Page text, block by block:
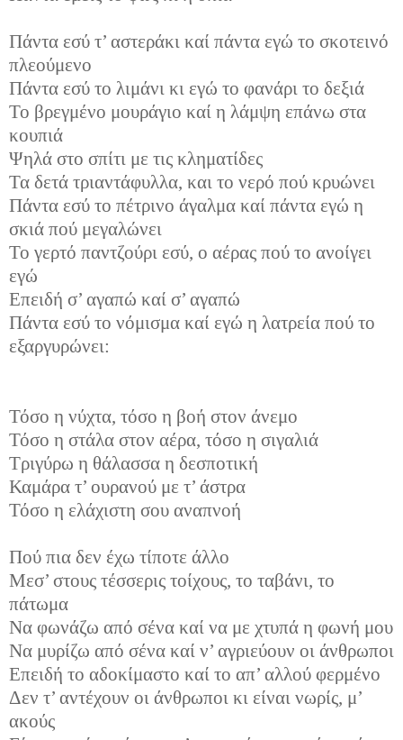
Πάντα εσύ τ’ αστεράκι καί πάντα εγώ το σκοτεινό
πλεούμενο
Πάντα εσύ το λιμάνι κι εγώ το φανάρι το δεξιά
Το βρεγμένο μουράγιο καί η λάμψη επάνω στα
κουπιά
Ψηλά στο σπίτι με τις κληματίδες
Τα δετά τριαντάφυλλα, και το νερό πού κρυώνει
Πάντα εσύ το πέτρινο άγαλμα καί πάντα εγώ η
σκιά πού μεγαλώνει
Το γερτό παντζούρι εσύ, ο αέρας πού το ανοίγει
εγώ
Επειδή σ’ αγαπώ καί σ’ αγαπώ
Πάντα εσύ το νόμισμα καί εγώ η λατρεία πού το
εξαργυρώνει:
Τόσο η νύχτα, τόσο η βοή στον άνεμο
Τόσο η στάλα στον αέρα, τόσο η σιγαλιά
Τριγύρω η θάλασσα η δεσποτική
Καμάρα τ’ ουρανού με τ’ άστρα
Τόσο η ελάχιστη σου αναπνοή
Πού πια δεν έχω τίποτε άλλο
Μεσ’ στους τέσσερις τοίχους, το ταβάνι, το
πάτωμα
Να φωνάζω από σένα καί να με χτυπά η φωνή μου
Να μυρίζω από σένα καί ν’ αγριεύουν οι άνθρωποι
Επειδή το αδοκίμαστο καί το απ’ αλλού φερμένο
Δεν τ’ αντέχουν οι άνθρωποι κι είναι νωρίς, μ’
ακούς